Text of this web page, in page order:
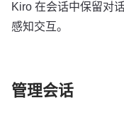
Kiro 在会话中保留对
感知交互。
管理会话